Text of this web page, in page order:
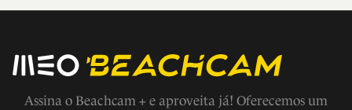
Assina o Beachcam + e aproveita já! Oferecemos um